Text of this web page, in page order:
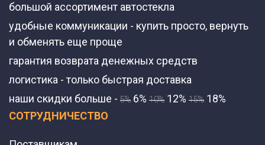
большой ассортимент автостекла
удобные коммуникации - купить просто, вернуть
и обменять еще проще
гарантия возврата денежных средств
логистика - только быстрая доставка
наши скидки больше - 5% 6% 10% 12% 15% 18%
СОТРУДНИЧЕСТВО